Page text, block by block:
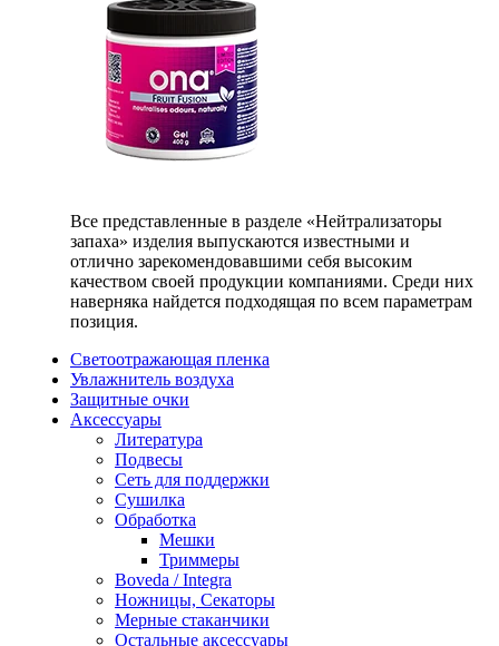
Все представленные в разделе «Нейтрализаторы
запаха» изделия выпускаются известными и
отлично зарекомендовавшими себя высоким
качеством своей продукции компаниями. Среди них
наверняка найдется подходящая по всем параметрам
позиция.
Светоотражающая пленка
Увлажнитель воздуха
Защитные очки
Аксессуары
Литература
Подвесы
Сеть для поддержки
Сушилка
Обработка
Мешки
Триммеры
Boveda / Integra
Ножницы, Секаторы
Мерные стаканчики
Остальные аксессуары